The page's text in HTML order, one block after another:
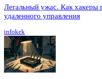
Легальный ужас. Как
удаленного управления
infokek